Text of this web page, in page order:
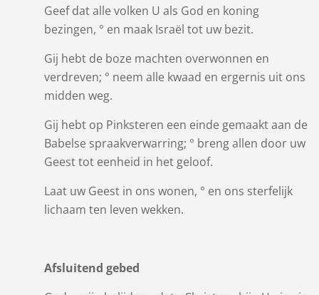
Geef dat alle volken U als God en koning
bezingen, ° en maak Israël tot uw bezit.
Gij hebt de boze machten overwonnen en
verdreven; ° neem alle kwaad en ergernis uit ons
midden weg.
Gij hebt op Pinksteren een einde gemaakt aan de
Babelse spraakverwarring; ° breng allen door uw
Geest tot eenheid in het geloof.
Laat uw Geest in ons wonen, ° en ons sterfelijk
lichaam ten leven wekken.
Afsluitend gebed